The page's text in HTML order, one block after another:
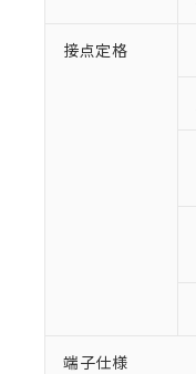
接点定格
端子仕様